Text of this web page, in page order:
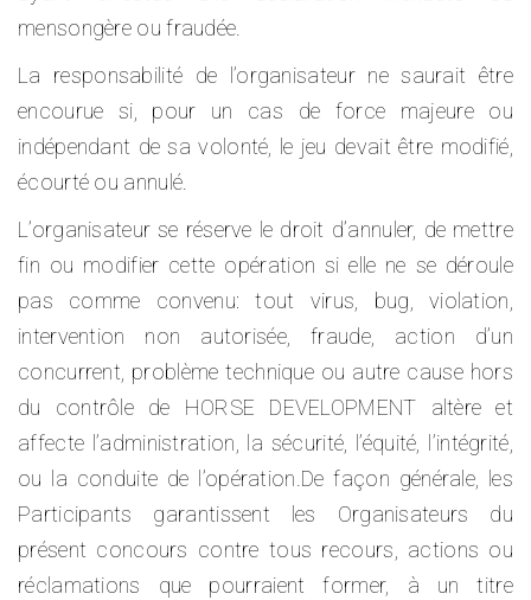
mensongère ou fraudée.
La responsabilité de l’organisateur ne saurait être
encourue si, pour un cas de force majeure ou
indépendant de sa volonté, le jeu devait être modifié,
écourté ou annulé.
L’organisateur se réserve le droit d’annuler, de mettre
fin ou modifier cette opération si elle ne se déroule
pas comme convenu: tout virus, bug, violation,
intervention non autorisée, fraude, action d’un
concurrent, problème technique ou autre cause hors
du contrôle de HORSE DEVELOPMENT altère et
affecte l’administration, la sécurité, l’équité, l’intégrité,
ou la conduite de l’opération.De façon générale, les
Participants garantissent les Organisateurs du
présent concours contre tous recours, actions ou
réclamations que pourraient former, à un titre